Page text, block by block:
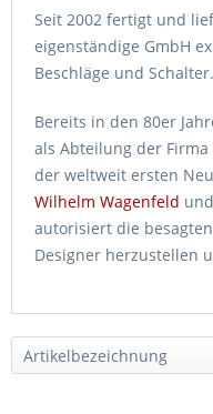
Seit 2002 fertigt und
eigenständige GmbH
Beschläge und Schalter.
Bereits in den 80er
als Abteilung der Firma
der weltweit ersten
Wilhelm Wagenfeld und
autorisiert die
Designer herzustellen